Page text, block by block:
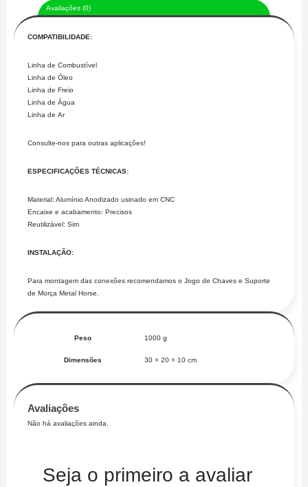
Avaliações (0)
COMPATIBILIDADE:
Linha de Combustível
Linha de Óleo
Linha de Freio
Linha de Água
Linha de Ar
Consulte-nos para outras aplicações!
ESPECIFICAÇÕES TÉCNICAS:
Material: Alumínio Anodizado usinado em CNC
Encaixe e acabamento: Precisos
Reutilizável: Sim
INSTALAÇÃO:
Para montagem das conexões recomendamos o Jogo de Chaves e Suporte
de Morça Metal Horse.
Peso 1000 g
Dimensões 30 × 20 × 10 cm
Avaliações
Não há avaliações ainda.
Seja o primeiro a avaliar